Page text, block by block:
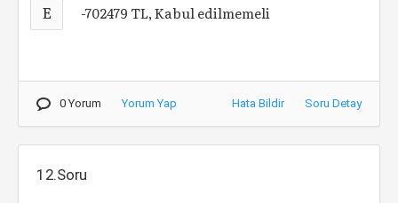
E -702479 TL, Kabul edilmemeli
0 Yorum Yorum Yap Hata Bildir Soru Detay
12.Soru